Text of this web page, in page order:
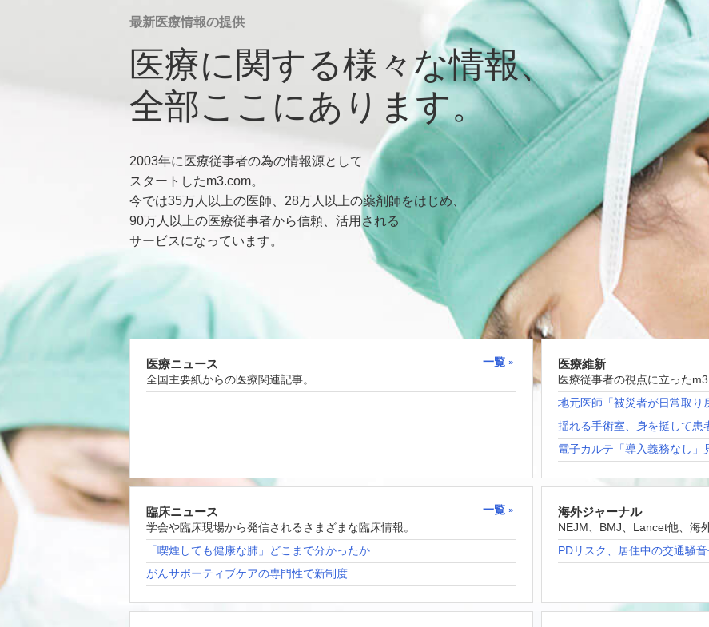
最新医療情報の提供
医療に関する様々な情報、
全部ここにあります。
2003年に医療従事者の為の情報源として
スタートしたm3.com。
今では35万人以上の医師、28万人以上の薬剤師をはじめ、
90万人以上の医療従事者から信頼、活用される
サービスになっています。
医療ニュース
一覧
全国主要紙からの医療関連記事。
医療維新
医療従事者の視点に立った
地元医師「被災者が日常取り
揺れる手術室、身を挺して患
電子カルテ「導入義務なし」
臨床ニュース
一覧
学会や臨床現場から発信されるさまざまな臨床情報。
「喫煙しても健康な肺」どこまで分かったか
がんサポーティブケアの専門性で新制度
海外ジャーナル
NEJM、BMJ、Lancet他、海
PDリスク、居住中の交通騒